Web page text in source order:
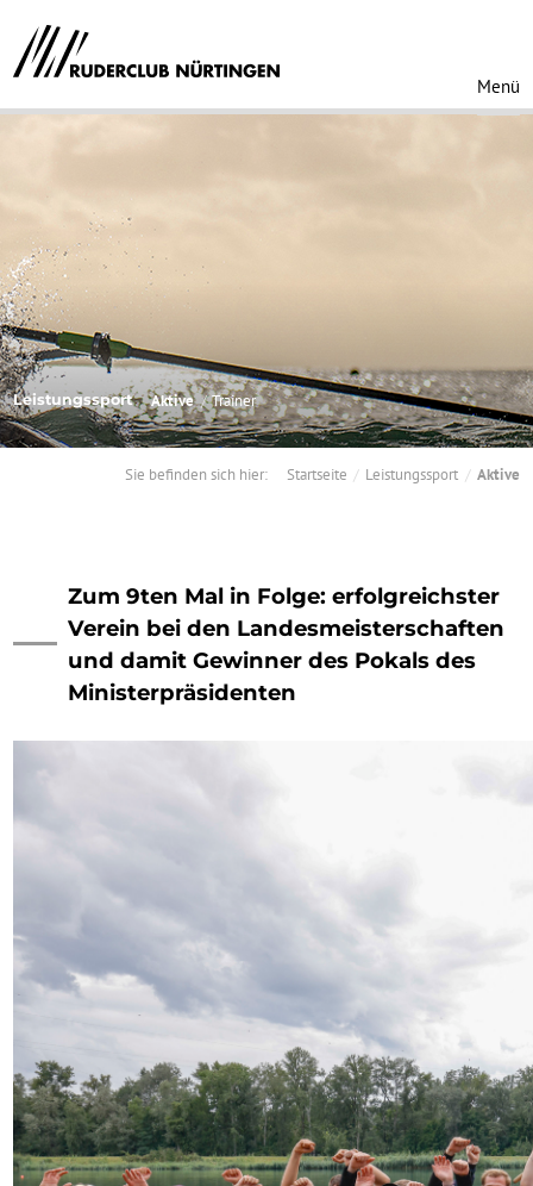
Menü
Leistungssport Aktive Trainer
Sie befinden sich hier: Startseite Leistungssport Aktive
Zum 9ten Mal in Folge: erfolgreichster
Verein bei den Landesmeisterschaften
und damit Gewinner des Pokals des
Ministerpräsidenten